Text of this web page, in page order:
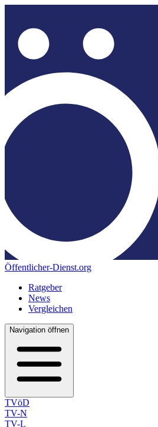
Öffentlicher-Dienst.org
Ratgeber
News
Vergleichen
Navigation öffnen
TVöD
TV-N
TV-L